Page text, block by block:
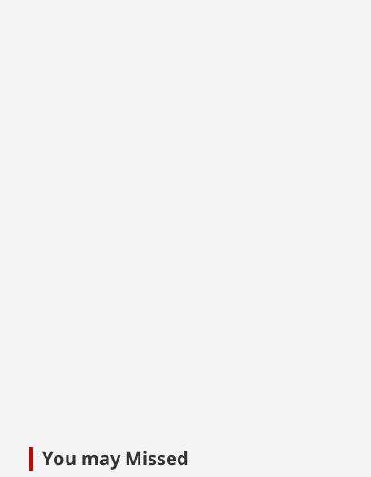
You may Missed